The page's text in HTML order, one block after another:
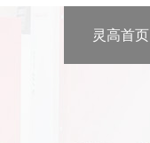
灵高首页